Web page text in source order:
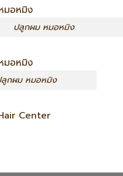
ปลูกผม หมอหมิง
กผม หมอหมิง